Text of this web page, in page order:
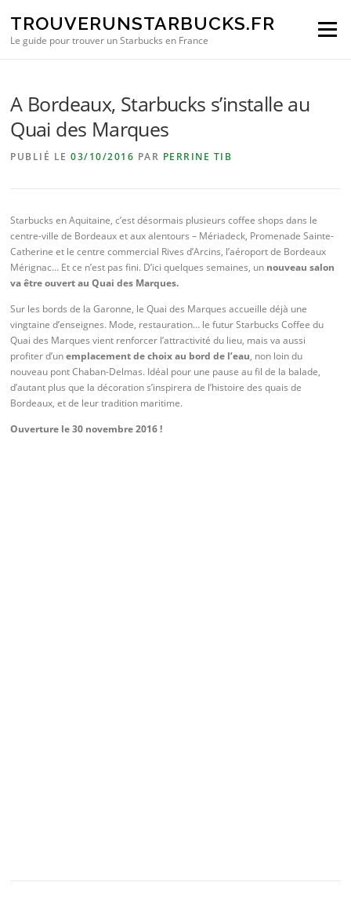
TROUVERUNSTARBUCKS.FR
Le guide pour trouver un Starbucks en France
Menu
A Bordeaux, Starbucks s’installe au
Quai des Marques
PUBLIÉ LE03/10/2016 PAR PERRINE TIB
Starbucks en Aquitaine, c’est désormais plusieurs coffee shops dans le
centre-ville de Bordeaux et aux alentours – Mériadeck, Promenade Sainte-
Catherine et le centre commercial Rives d’Arcins, l’aéroport de Bordeaux
Mérignac… Et ce n’est pas fini. D’ici quelques semaines, un nouveau salon
va être ouvert au Quai des Marques.
Sur les bords de la Garonne, le Quai des Marques accueille déjà une
vingtaine d’enseignes. Mode, restauration… le futur Starbucks Coffee du
Quai des Marques vient renforcer l’attractivité du lieu, mais va aussi
profiter d’unemplacement de choix au bord de l’eau, non loin du
nouveau pont Chaban-Delmas. Idéal pour une pause au fil de la balade,
d’autant plus que la décoration s’inspirera de l’histoire des quais de
Bordeaux, et de leur tradition maritime.
Ouverture le 30 novembre 2016 !